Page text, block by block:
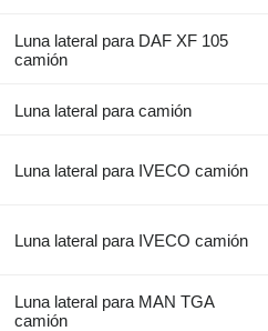
Luna lateral para DAF XF 105
camión
Luna lateral para camión
Luna lateral para IVECO camión
Luna lateral para IVECO camión
Luna lateral para MAN TGA
camión